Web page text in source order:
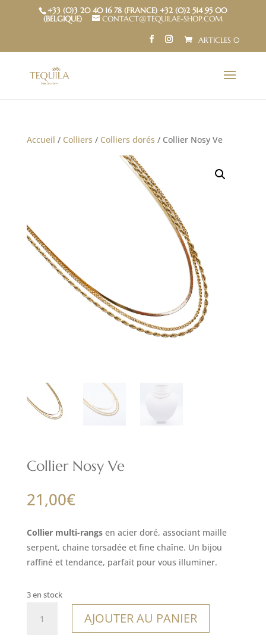
+33 (0)3 20 40 16 78 (FRANCE) +32 (0)2 514 95 00
(BELGIQUE)
CONTACT@TEQUILAE-SHOP.COM
ARTICLES 0
Accueil / Colliers / Colliers dorés / Collier Nosy Ve
Collier Nosy Ve
21,00€
Collier multi-rangsen acier doré, associant maille
serpent, chaine torsadée et fine chaîne. Un bijou
raffiné et tendance, parfait pour vous illuminer.
3 en stock
AJOUTER AU PANIER